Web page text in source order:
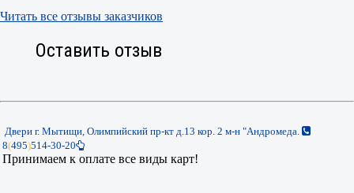
Читать все отзывы заказчиков
Оставить отзыв
Двери г. Мытищи, Олимпийский пр-кт д.13 кор. 2 м-н "Андромеда.
8(495)514-30-20
Принимаем к оплате все виды карт!